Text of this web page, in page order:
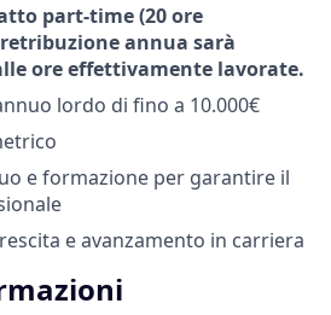
part-time (20 ore
annua sarà
ore effettivamente lavorate.
lordo di fino a 10.000€
e formazione per garantire il
e avanzamento in carriera